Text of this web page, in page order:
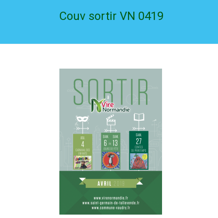
Couv sortir VN 0419